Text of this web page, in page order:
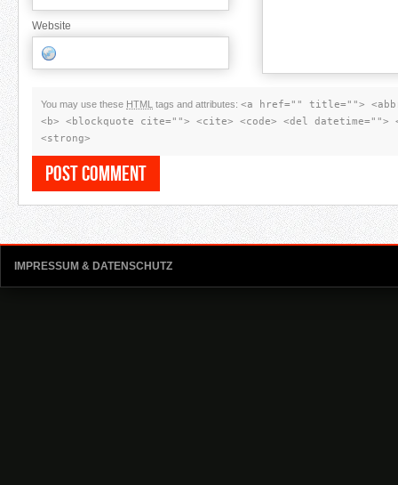
Website
You may use these HTML tags and attributes: <a href="" title="">
<b> <blockquote cite=""> <cite> <code> <del
<strong>
Kategorien
IMPRESSUM & DATENSCHUTZ